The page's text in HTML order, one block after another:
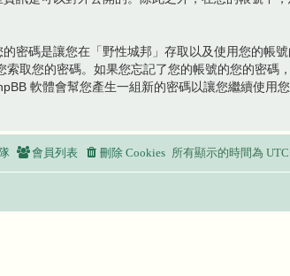
密碼是讓您在「野性城邦」存取以及使用您的帳
取您的密碼。如果您忘記了您的帳號的您的密碼
軟體會幫您產生一組新的密碼以讓您繼續使用
所有顯示的時間為
刪除 Cookies
會員列表